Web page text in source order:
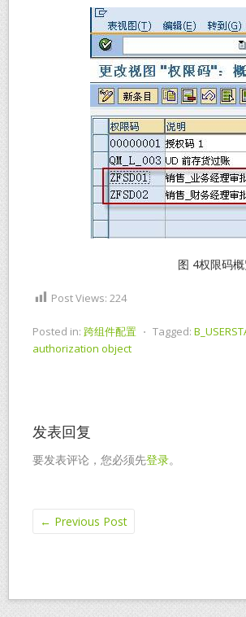
图 4权限码概
Post Views: 224
Posted in: 跨组件配置 ⋅ Tagged:
authorization object
发表回复
要发表评论，您必须先登录。
← Previous Post